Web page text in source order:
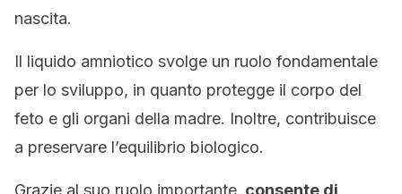
nascita.
Il liquido amniotico svolge un ruolo fondamentale
per lo sviluppo, in quanto protegge il corpo del
feto e gli organi della madre. Inoltre, contribuisce
a preservare l’equilibrio biologico.
Grazie al suo ruolo importante, consente di